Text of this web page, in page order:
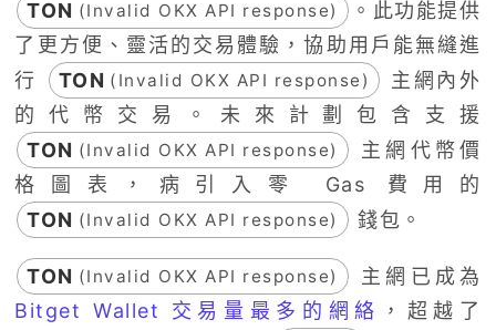
TON (Invalid OKX API response)
。此功能提供
了更方便、靈活的交易體驗，協助用戶能無縫進
行
TON (Invalid OKX API response)
主網內外
的代幣交易。未來計劃包含支援
TON (Invalid OKX API response)
主網代幣價
格圖表，病引入零 Gas 費用的
TON (Invalid OKX API response) 錢包。
TON (Invalid OKX API response)
主網已成為
Bitget Wallet 交易量最多的網絡
，超越了